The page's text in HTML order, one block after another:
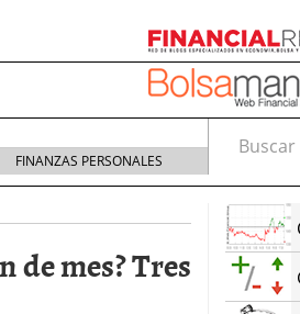
FINANZAS PERSONALES
Buscar
de mes? Tres